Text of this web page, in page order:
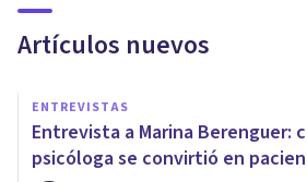
Artículos nuevos
ENTREVISTAS
Entrevista a Marina Berenguer:
psicóloga se convirtió en